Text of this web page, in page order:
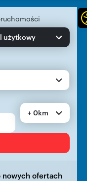
użytkowy
+ 0km
nowych ofertach